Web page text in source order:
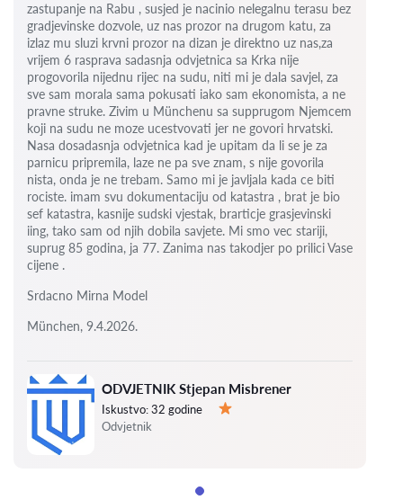
ODVJETNIK Stjepan Misbrener
Iskustvo:32 godine
Odvjetnik
zastupanje na Rabu , susjed je nacinio nelegalnu terasu bez
gradjevinske dozvole, uz nas prozor na drugom katu, za
izlaz mu sluzi krvni prozor na dizan je direktno uz nas,za
vrijem 6 rasprava sadasnja odvjetnica sa Krka nije
progovorila nijednu rijec na sudu, niti mi je dala savjel, za
sve sam morala sama pokusati iako sam ekonomista, a ne
pravne struke. Zivim u Münchenu sa supprugom Njemcem
koji na sudu ne moze ucestvovati jer ne govori hrvatski.
Nasa dosadasnja odvjetnica kad je upitam da li se je za
parnicu pripremila, laze ne pa sve znam, s nije govorila
nista, onda je ne trebam. Samo mi je javljala kada ce biti
rociste. imam svu dokumentaciju od katastra , brat je bio
sef katastra, kasnije sudski vjestak, brarticje grasjevinski
iing, tako sam od njih dobila savjete. Mi smo vec stariji,
suprug 85 godina, ja 77. Zanima nas takodjer po prilici Vase
cijene .
Srdacno Mirna Model
München, 9.4.2026.